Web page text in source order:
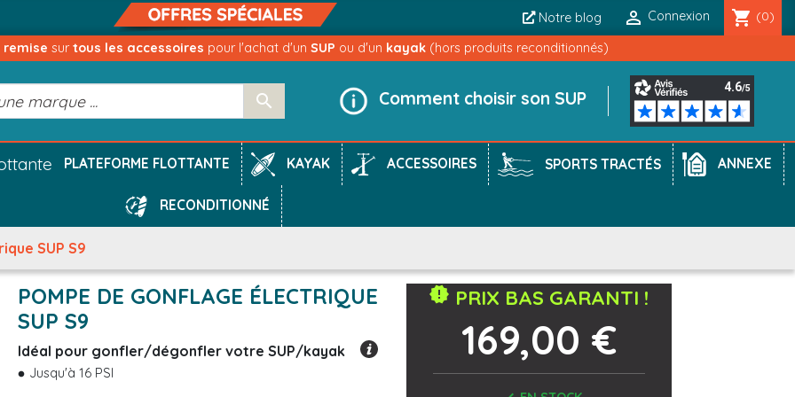
Notre blog  Connexion shopping_cart (0)
remise surtous les accessoires pour l'achat d'un SUP ou d'un kayak (hors produits reconditionnés)
 Comment choisir son SUP
PLATEFORME FLOTTANTE KAYAK ACCESSOIRES SPORTS TRACTÉS ANNEXE
RECONDITIONNÉ
SUP S9
POMPE DE GONFLAGE ÉLECTRIQUE
SUP S9
Idéal pour gonfler/dégonfler votre SUP/kayak
Jusqu'à 16 PSI
new_releases PRIX BAS GARANTI !
169,00 €